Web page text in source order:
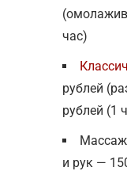
час)
рублей
рублей (1
и рук —